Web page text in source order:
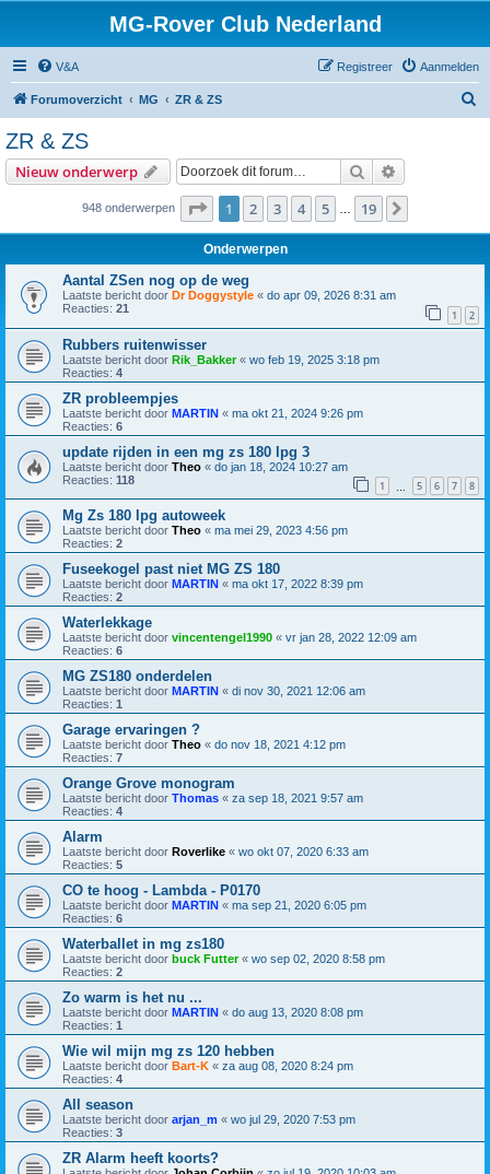
MG-Rover Club Nederland
V&A Aanmelden
Registreer
Forumoverzicht MG ZR & ZS
ZR & ZS
Nieuw onderwerp Zoek
948 onderwerpen Pagina van 19
1 2 3 4 5 19
Onderwerpen
Aantal ZSen nog op de weg
Laatste bericht door Dr Doggystyle « do apr 09, 2026 8:31 am
Reacties: 21 1 2
Rubbers ruitenwisser
Laatste bericht door Rik_Bakker« wo feb 19, 2025 3:18 pm
Reacties: 4
ZR probleempjes
Laatste bericht door MARTIN « ma okt 21, 2024 9:26 pm
Reacties: 6
update rijden in een mg zs 180 lpg 3
Laatste bericht door Theo « do jan 18, 2024 10:27 am
Reacties: 118 1 5 6 7 8
Mg Zs 180 lpg autoweek
Laatste bericht door Theo « ma mei 29, 2023 4:56 pm
Reacties: 2
Fuseekogel past niet MG ZS 180
Laatste bericht door MARTIN « ma okt 17, 2022 8:39 pm
Reacties: 2
Waterlekkage
Laatste bericht door vincentengel1990 « vr jan 28, 2022 12:09 am
Reacties: 6
MG ZS180 onderdelen
Laatste bericht door MARTIN « di nov 30, 2021 12:06 am
Reacties: 1
Garage ervaringen ?
Laatste bericht door Theo « do nov 18, 2021 4:12 pm
Reacties: 7
Orange Grove monogram
Laatste bericht door Thomas « za sep 18, 2021 9:57 am
Reacties: 4
Alarm
Laatste bericht door Roverlike « wo okt 07, 2020 6:33 am
Reacties: 5
CO te hoog - Lambda - P0170
Laatste bericht door MARTIN « ma sep 21, 2020 6:05 pm
Reacties: 6
Waterballet in mg zs180
Laatste bericht door buck Futter« wo sep 02, 2020 8:58 pm
Reacties: 2
Zo warm is het nu ...
Laatste bericht door MARTIN « do aug 13, 2020 8:08 pm
Reacties: 1
Wie wil mijn mg zs 120 hebben
Laatste bericht door Bart-K « za aug 08, 2020 8:24 pm
Reacties: 4
All season
Laatste bericht door arjan_m « wo jul 29, 2020 7:53 pm
Reacties: 3
ZR Alarm heeft koorts?